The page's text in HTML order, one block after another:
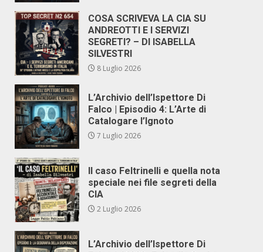
COSA SCRIVEVA LA CIA SU
ANDREOTTI E I SERVIZI
SEGRETI? – DI ISABELLA
SILVESTRI
8 Luglio 2026
L’Archivio dell’Ispettore Di
Falco | Episodio 4: L’Arte di
Catalogare l’Ignoto
7 Luglio 2026
Il caso Feltrinelli e quella nota
speciale nei file segreti della
CIA
2 Luglio 2026
L’Archivio dell’Ispettore Di